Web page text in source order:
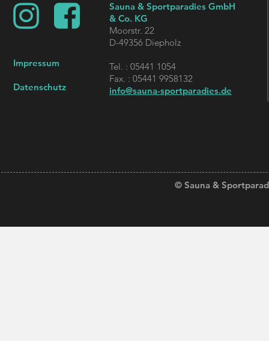
 
Impressum
Datenschutz
Sauna & Sportparadies GmbH
& Co. KG
Moorstr. 22
D-49356 Diepholz
Tel. : 05441 1054
Fax. : 05441 9958132
info@sauna-sportparadies.de
© Sauna &